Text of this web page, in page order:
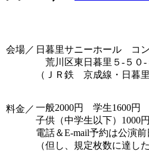
会場／ 日暮里サニーホール コ
荒川区東日暮里５-５
（ＪＲ鉄 京成線・日暮
料金／ 一般2000円 学生1600円
子供（中学生以下）1000
電話＆E-mail予約は公演
（但し、規定枚数に達し